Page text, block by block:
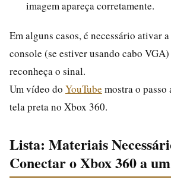
imagem apareça corretamente.
Em alguns casos, é necessário ativar
console (se estiver usando cabo
reconheça o sinal.
Um vídeo do YouTube mostra o passo
tela preta no Xbox 360.
Lista: Materiais
Conectar o Xbox 360 a